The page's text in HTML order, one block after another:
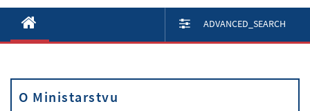
O Ministarstvu
Aktivnosti
Propisi
ADVANCED_SEARCH
O Ministarstvu